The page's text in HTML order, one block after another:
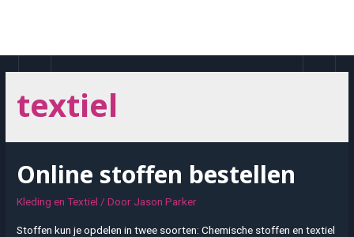
textiel
Online stoffen bestellen
Kleding en Textiel / Door Jason Parker
Stoffen kun je opdelen in twee soorten: Chemische stoffen en textiel